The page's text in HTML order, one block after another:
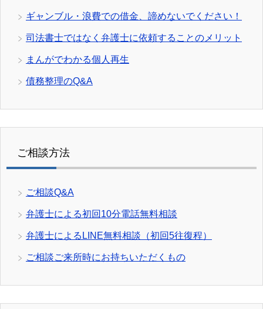
ギャンブル・浪費での借金、諦めないでください！
司法書士ではなく弁護士に依頼することのメリット
まんがでわかる個人再生
債務整理のQ&A
ご相談方法
ご相談Q&A
弁護士による初回10分電話無料相談
弁護士によるLINE無料相談（初回5往復程）
ご相談ご来所時にお持ちいただくもの